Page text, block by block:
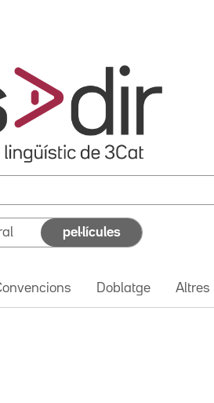
pel·lícules
Doblatge Altres